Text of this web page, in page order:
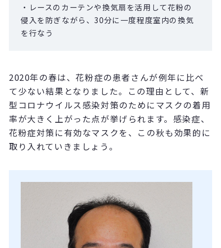
・レースのカーテンや換気扇を活用して花粉の
侵入を防ぎながら、30分に一度程度室内の換気
を行なう
2020年の春は、花粉症の患者さんが例年に比べ
て少ない結果となりました。この理由として、新
型コロナウイルス感染対策のためにマスクの着用
率が大きく上がった点が挙げられます。感染症、
花粉症対策に有効なマスクを、この秋も効果的に
取り入れていきましょう。